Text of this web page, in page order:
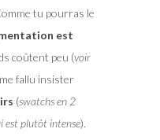
tu pourras le
est
coûtent peu (voir
fallu insister
(swatchs en 2
est plutôt intense).